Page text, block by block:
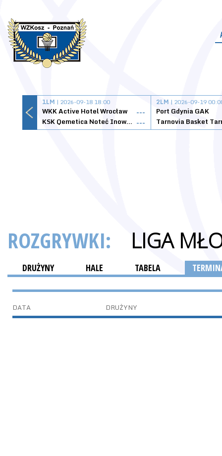
1LM | 2026-09-18 18:00
WKK Active Hotel Wrocław
---
KSK Qemetica Noteć Inowrocław ---
2LM | 2026-09-19
Port Gdynia GAK
ROZGRYWKI: LIGA
DRUŻYNY HALE TABELA
DATA DRUŻYNY